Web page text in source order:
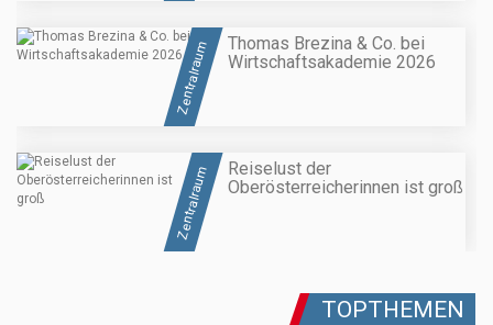
Zentralraum
Thomas Brezina & Co. bei
Wirtschaftsakademie 2026
Zentralraum
Reiselust der
Oberösterreicherinnen ist groß
TOPTHEMEN